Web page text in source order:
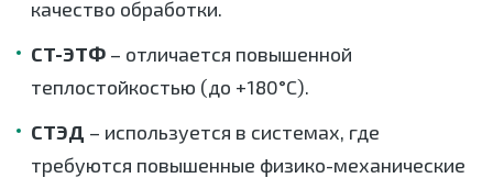
качество обработки.
СТ-ЭТФ – отличается повышенной
теплостойкостью (до +180°C).
СТЭД – используется в системах, где
требуются повышенные физико-механические